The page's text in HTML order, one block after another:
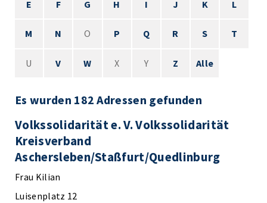
E F G H I J K L
M N O P Q R S T
U V W X Y Z Alle
Es wurden 182 Adressen gefunden
Volkssolidarität e. V. Volkssolidarität
Kreisverband
Aschersleben/Staßfurt/Quedlinburg
Frau Kilian
Luisenplatz 12